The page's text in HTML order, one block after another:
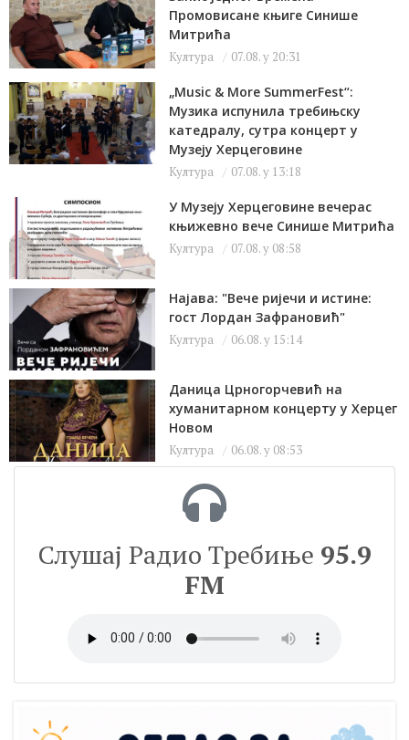
Промовисане књиге Синише
Митрића
Култура 07.08. у 20:31
„Music & More SummerFest“:
Музика испунила требињску
катедралу, сутра концерт у
Музеју Херцеговине
Култура 07.08. у 13:18
У Музеју Херцеговине вечерас
књижевно вече Синише Митрића
Култура 07.08. у 08:58
Најава: "Вече ријечи и истине:
гост Лордан Зафрановић"
Култура 06.08. у 15:14
Даница Црногорчевић на
хуманитарном концерту у Херцег
Новом
Култура 06.08. у 08:53
Слушај Радио Требиње 95.9
FM